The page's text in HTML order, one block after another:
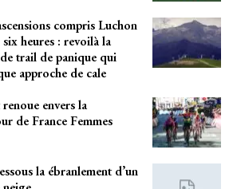
compris Luchon
heures : revoilà la
trail de panique qui
approche de cale
envers la
de France Femmes
la ébranlement d’un